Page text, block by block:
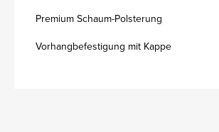
Premium Schaum-Polsterung
Vorhangbefestigung mit Kappe